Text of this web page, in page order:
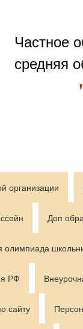
Частное
средняя
организации
Доп
олимпиада
РФ
сайту